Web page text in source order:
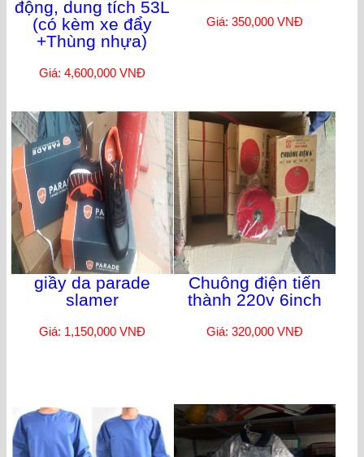
động, dung tích 53L
(có kèm xe đẩy
+Thùng nhựa)
Giá: 4,600,000 VNĐ
Giá: 350,000 VNĐ
giầy da parade
slamer
Giá: 1,150,000 VNĐ
Chuông điện tiến
thành 220v 6inch
Giá: 320,000 VNĐ